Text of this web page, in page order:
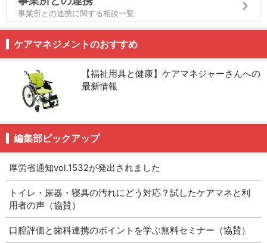
事業所との連携に関する相談一覧
ケアマネジメントのおすすめ
【福祉用具と健康】ケアマネジャーさんへの
最新情報
編集部ピックアップ
厚労省通知vol.1532が発出されました
トイレ・尿器・寝具の汚れにどう対応？試したケアマネと利
用者の声（協賛）
口腔評価と歯科連携のポイントを学ぶ無料セミナー（協賛）